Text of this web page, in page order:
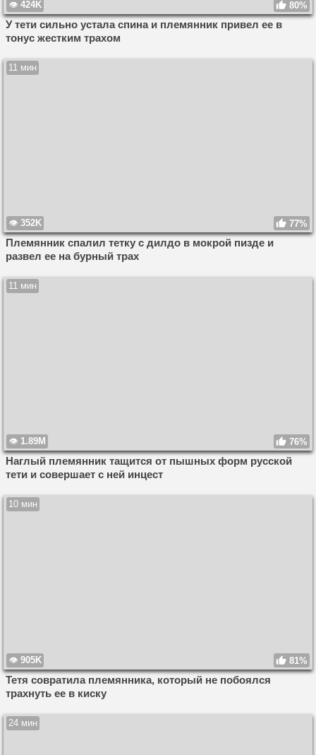
424K 80%
У тети сильно устала спина и племянник привел ее в
тонус жестким трахом
11 мин
352K 77%
Племянник спалил тетку с дилдо в мокрой пизде и
развел ее на бурный трах
11 мин
1.89M 76%
Наглый племянник тащится от пышных форм русской
тети и совершает с ней инцест
10 мин
905K 81%
Тетя совратила племянника, который не побоялся
трахнуть ее в киску
24 мин